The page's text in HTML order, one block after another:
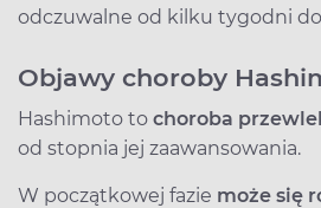
odczuwalne od kilku tygodni
Objawy choroby
Hashimoto to choroba
od stopnia jej zaawansowania.
W początkowej fazie może się